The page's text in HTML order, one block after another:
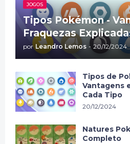
JOGOS
Tipos Pokémon -
Fraquezas
por Leandro Lemos - 20/12/2024
Tipos de
Vantagens
Cada Tipo
20/12/2024
Natures
Completo